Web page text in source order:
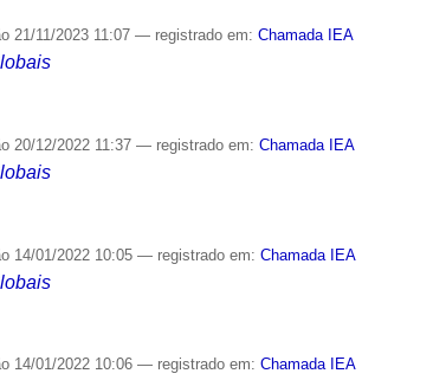
21/11/2023 11:07— registrado em:Chamada IEA
20/12/2022 11:37— registrado em:Chamada IEA
14/01/2022 10:05— registrado em:Chamada IEA
14/01/2022 10:06— registrado em:Chamada IEA